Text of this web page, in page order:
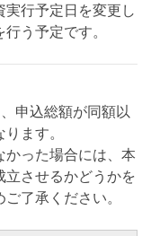
行予定日を変更し
う予定です。
申込総額が同額以
ます。
かった場合には、本
させるかどうかを
了承ください。